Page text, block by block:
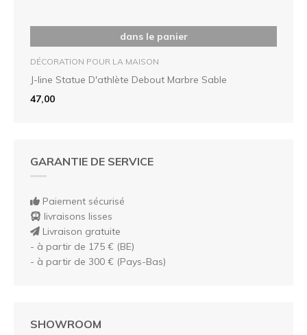
dans le panier
DÉCORATION POUR LA MAISON
J-line Statue D'athlète Debout Marbre Sable
47,00
GARANTIE DE SERVICE
Paiement sécurisé
livraisons lisses
Livraison gratuite
- à partir de 175 € (BE)
- à partir de 300 € (Pays-Bas)
SHOWROOM